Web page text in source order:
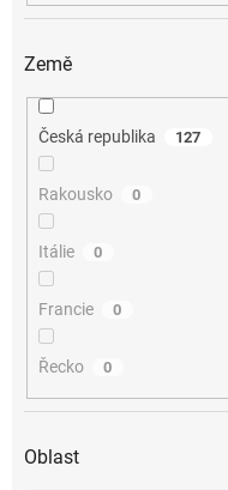
Země
Česká republika 127
Rakousko 0
Itálie 0
Francie 0
Řecko 0
Oblast